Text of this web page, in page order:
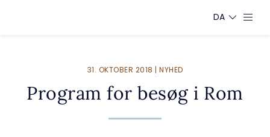
DA
31. OKTOBER 2018 | NYHED
Program for besøg i Rom